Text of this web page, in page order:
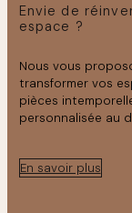
Envie de
espace ?
Nous vous
transformer vos
pièces
personnalisée au
En savoir plus